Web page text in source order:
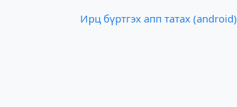
Ирц бүртгэх апп татах (android)